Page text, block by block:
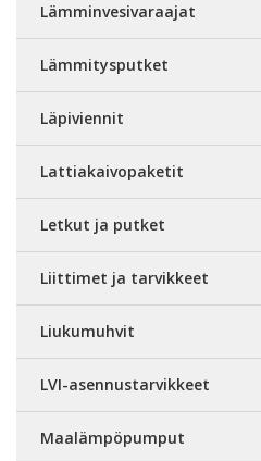
Lämminvesivaraajat
Lämmitysputket
Läpiviennit
Lattiakaivopaketit
Letkut ja putket
Liittimet ja tarvikkeet
Liukumuhvit
LVI-asennustarvikkeet
Maalämpöpumput